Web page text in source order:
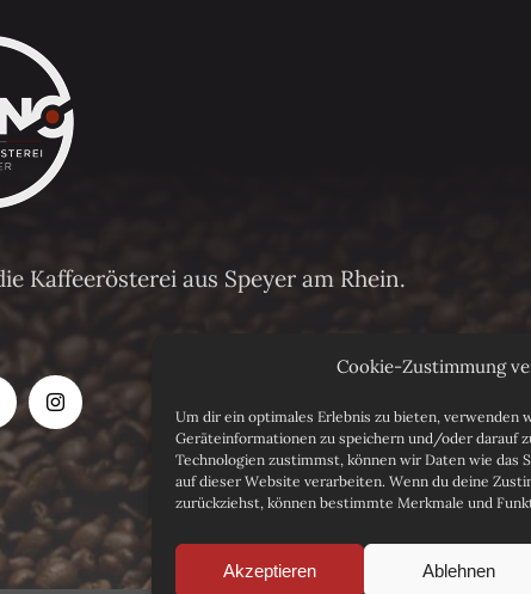
Cookie-Zustimmung
Um dir ein optimales Erlebnis zu bieten, verwenden
Geräteinformationen zu speichern und/oder darauf
Technologien zustimmst, können wir Daten wie das
auf dieser Website verarbeiten. Wenn du deine
zurückziehst, können bestimmte Merkmale und
Akzeptieren Ablehnen
Kaffeerösterei aus Speyer am Rhein.